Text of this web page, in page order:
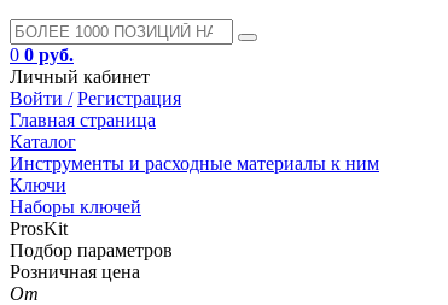
0 0 руб.
Личный кабинет
Войти / Регистрация
Главная страница
Каталог
Инструменты и расходные материалы к ним
Ключи
Наборы ключей
ProsKit
Подбор параметров
Розничная цена
От